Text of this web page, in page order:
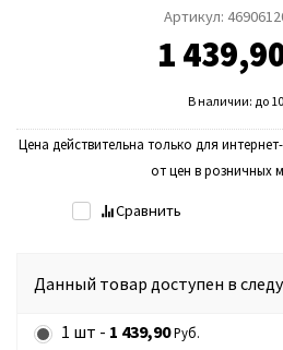
Артикул:
1
В наличии: до
Цена действительна только для
от цен в розничных
Сравнить
Данный товар доступен в
1 шт - 1 439,90Руб.